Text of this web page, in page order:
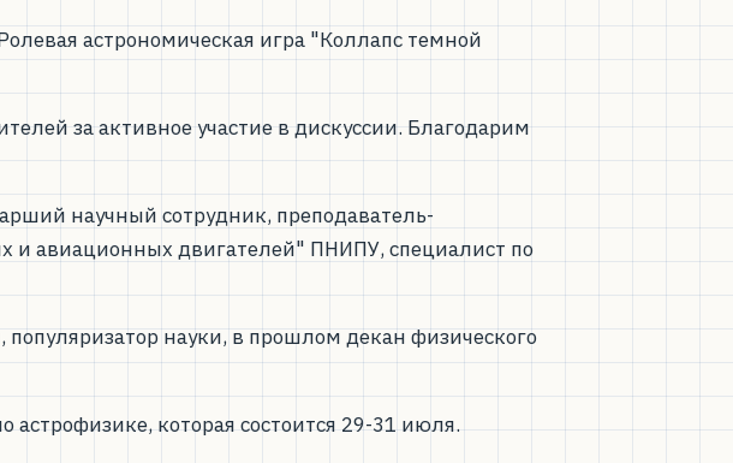
астрономическая игра "Коллапс темной
за активное участие в дискуссии. Благодарим
научный сотрудник, преподаватель-
и авиационных двигателей" ПНИПУ, специалист по
науки, в прошлом декан физического
которая состоится 29-31 июля.